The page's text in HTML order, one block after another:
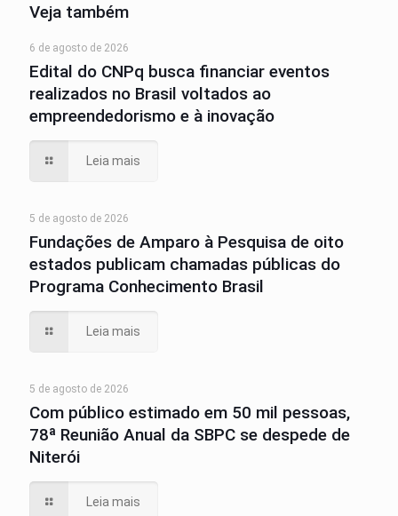
Veja também
6 de agosto de 2026
Edital do CNPq busca financiar eventos
realizados no Brasil voltados ao
empreendedorismo e à inovação
Leia mais
5 de agosto de 2026
Fundações de Amparo à Pesquisa de oito
estados publicam chamadas públicas do
Programa Conhecimento Brasil
Leia mais
5 de agosto de 2026
Com público estimado em 50 mil pessoas,
78ª Reunião Anual da SBPC se despede de
Niterói
Leia mais